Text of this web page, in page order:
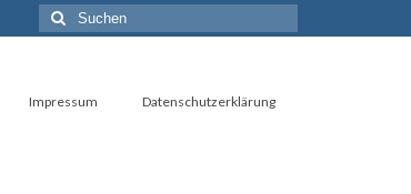
Suchen
nach:
Impressum Datenschutzerklärung